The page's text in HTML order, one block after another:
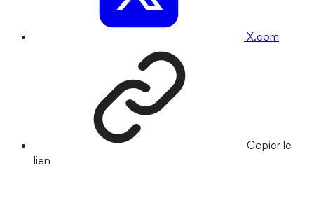
X.com
Copier le
lien